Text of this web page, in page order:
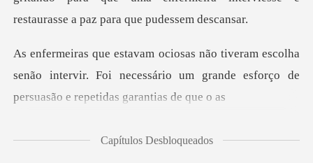
Sair
olha
senão intervir. Foi necessário um grande esfo
Capítulos Desbloqueados